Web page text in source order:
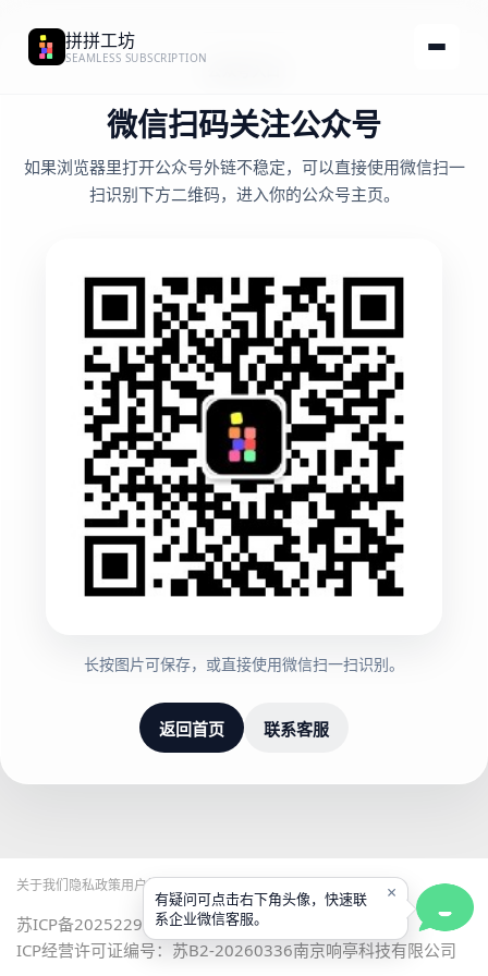
拼拼工坊
SEAMLESS SUBSCRIPTION 菜单
微信扫码关注公众号
如果浏览器里打开公众号外链不稳定，可以直接使用微信扫一
扫识别下方二维码，进入你的公众号主页。
长按图片可保存，或直接使用微信扫一扫识别。
返回首页 联系客服
关于我们隐私政策用户协议
苏ICP备2025229261号-2|
ICP经营许可证编号：苏B2-20260336南京响亭科技有限公司
有疑问可点击右下角头像，快速联
系企业微信客服。
×